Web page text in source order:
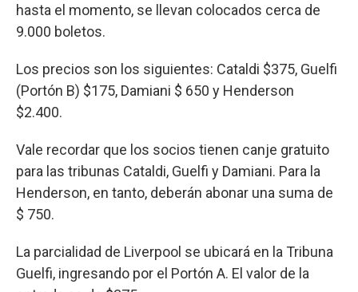
hasta el momento, se llevan colocados cerca de
9.000 boletos.
Los precios son los siguientes: Cataldi $375, Guelfi
(Portón B) $175, Damiani $ 650 y Henderson
$2.400.
Vale recordar que los socios tienen canje gratuito
para las tribunas Cataldi, Guelfi y Damiani. Para la
Henderson, en tanto, deberán abonar una suma de
$ 750.
La parcialidad de Liverpool se ubicará en la Tribuna
Guelfi, ingresando por el Portón A. El valor de la